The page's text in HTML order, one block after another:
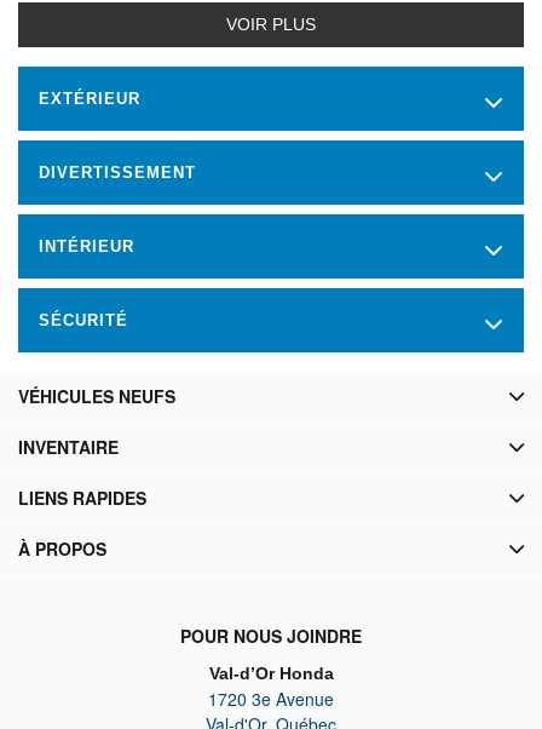
VOIR PLUS
EXTÉRIEUR
DIVERTISSEMENT
INTÉRIEUR
SÉCURITÉ
POUR NOUS JOINDRE
Val-d’Or Honda
1720 3e Avenue
Val-d'Or, Québec
VÉHICULES NEUFS
INVENTAIRE
LIENS RAPIDES
À PROPOS